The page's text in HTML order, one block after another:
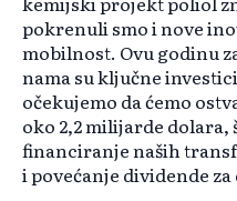
pokrenuli smo i nove
mobilnost. Ovu godinu
nama su ključne
očekujemo da ćemo
oko 2,2 milijarde dolara,
financiranje naših
i povećanje dividende za